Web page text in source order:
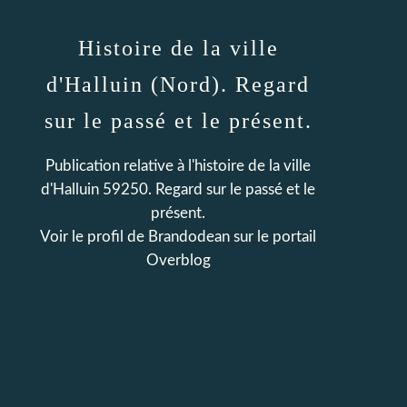
Histoire de la ville
d'Halluin (Nord). Regard
sur le passé et le présent.
Publication relative à l'histoire de la ville
d'Halluin 59250. Regard sur le passé et le
présent.
Voir le profil de Brandodean sur le portail
Overblog